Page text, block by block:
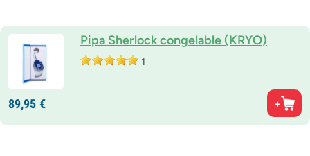
Pipa Sherlock congelable (KRYO)
1
89,95 €